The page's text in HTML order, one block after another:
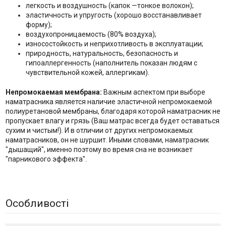
легкость и воздушность (капок —тонкое волокон);
эластичность и упругость (хорошо восстанавливает
форму);
воздухопроницаемость (80% воздуха);
износостойкость и неприхотливость в эксплуатации;
природность, натуральность, безопасность и
гипоаллергенность (наполнитель показан людям с
чувствительной кожей, аллергикам).
Непромокаемая мембрана: Важным аспектом при выборе
наматрасника является наличие эластичной непромокаемой
полиуретановой мембраны, благодаря которой наматрасник не
пропускает влагу и грязь (Ваш матрас всегда будет оставаться
сухим и чистым!). И в отличии от других непромокаемых
наматрасников, он не шуршит. Иными словами, наматрасник
"дышащий", именно поэтому во время сна не возникает
"парникового эффекта".
Особливості